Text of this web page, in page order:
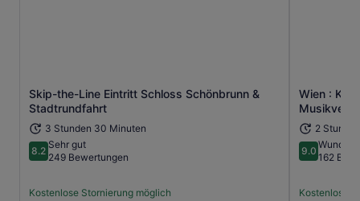
Skip-the-Line Eintritt Schloss Schönbrunn &
Stadtrundfahrt
3 Stunden 30 Minuten
8.28.2 von 10
Sehr gut
249 Bewertungen
Kostenlose Stornierung möglich
Wird in einem neuen Tab geöffnet
Wien :
2 Stunden
9.09.0 von 10
162
Kostenlose